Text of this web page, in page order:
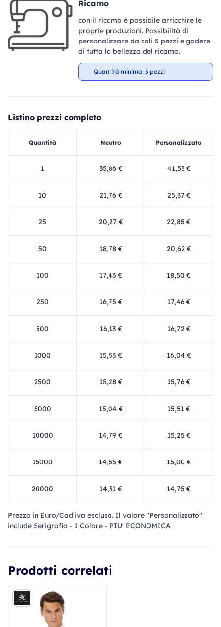
Ricamo
con il ricamo è possibile arricchire le
proprie produzioni. Possibilità di
personalizzare da soli 5 pezzi e godere
di tutta la bellezza del ricamo.
Quantità minima: 5 pezzi
Listino prezzi completo
Quantità Neutro Personalizzato
1 35,86 € 41,53 €
10 21,76 € 25,37 €
25 20,27 € 22,85 €
50 18,78 € 20,62 €
100 17,43 € 18,50 €
250 16,75 € 17,46 €
500 16,13 € 16,72 €
1000 15,53 € 16,04 €
2500 15,28 € 15,76 €
5000 15,04 € 15,51 €
10000 14,79 € 15,25 €
15000 14,55 € 15,00 €
20000 14,31 € 14,75 €
Prezzo in Euro/Cad iva esclusa. Il valore "Personalizzato"
include Serigrafia - 1 Colore - PIU' ECONOMICA
Prodotti correlati